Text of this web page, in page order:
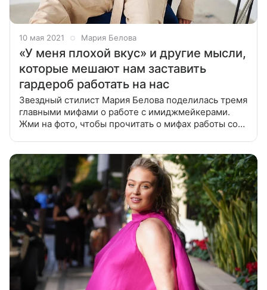
10 мая 2021 Мария Белова
«У меня плохой вкус» и другие мысли,
которые мешают нам заставить
гардероб работать на нас
Звездный стилист Мария Белова поделилась тремя
главными мифами о работе с имиджмейкерами.
Жми на фото, чтобы прочитать о мифах работы со